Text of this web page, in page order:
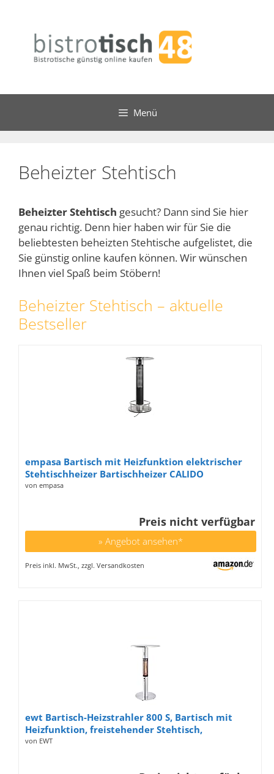
springen
Menü
Beheizter Stehtisch
Beheizter Stehtisch gesucht? Dann sind Sie hier
genau richtig. Denn hier haben wir für Sie die
beliebtesten beheizten Stehtische aufgelistet, die
Sie günstig online kaufen können. Wir wünschen
Ihnen viel Spaß beim Stöbern!
Beheizter Stehtisch – aktuelle
Bestseller
empasa Bartisch mit Heizfunktion elektrischer
Stehtischheizer Bartischheizer CALIDO
Elektroheizer Terrassenheizer Heizstrahler
von empasa
Preis nicht verfügbar
» Angebot ansehen*
Preis inkl. MwSt., zzgl. Versandkosten
ewt Bartisch-Heizstrahler 800 S, Bartisch mit
Heizfunktion, freistehender Stehtisch,
elektrischer Terrassenheizer für den Outdoor-
von EWT